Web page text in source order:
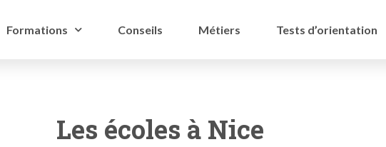
Formations Conseils Métiers Tests d’orientation
Les écoles à Nice